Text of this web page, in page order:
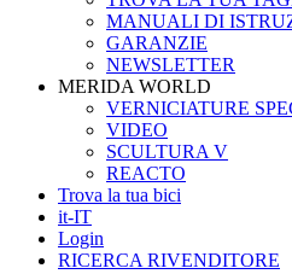
MANUALI DI
GARANZIE
NEWSLETTER
MERIDA WORLD
VERNICIATURE
VIDEO
SCULTURA V
REACTO
Trova la tua bici
it-IT
Login
RICERCA RIVENDITORE